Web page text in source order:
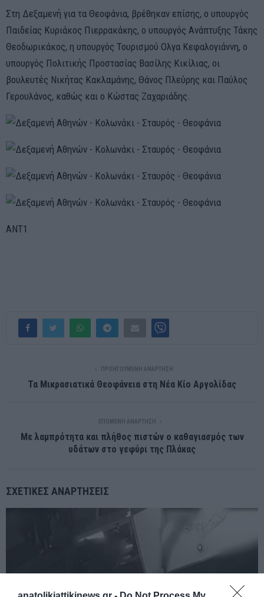
Στη Δεξαμενή για τα Θεοφάνια, βρέθηκαν επίσης, ο υπουργός
Παιδείας Κυριάκος Πιερρακάκης, ο υπουργός Ανάπτυξης Τάκης
Θεοδωρικάκος, η υπουργός Τουρισμού Ολγα Κεφαλογιάννη, ο
υπουργός Πολιτικής Προστασίας Βασίλης Κικίλιας, οι
βουλευτές Νικήτας Κακλαμάνης, Θάνος Πλεύρης και Παύλος
Γερουλάνος, καθώς και ο Κώστας Ζαχαριάδης.
ANT1
ΠΡΟΗΓΟΎΜΕΝΗ ΑΝΆΡΤΗΣΗ
Τα Μικρασιατικά Θεοφάνεια στη Νέα Κίο Αργολίδας
ΕΠΌΜΕΝΗ ΑΝΆΡΤΗΣΗ
Με λαμπρότητα και πλήθος πιστών ο καθαγιασμός των
υδάτων στο γεφύρι της Πλάκας
ΣΧΕΤΙΚΈΣ ΑΝΑΡΤΉΣΕΙΣ